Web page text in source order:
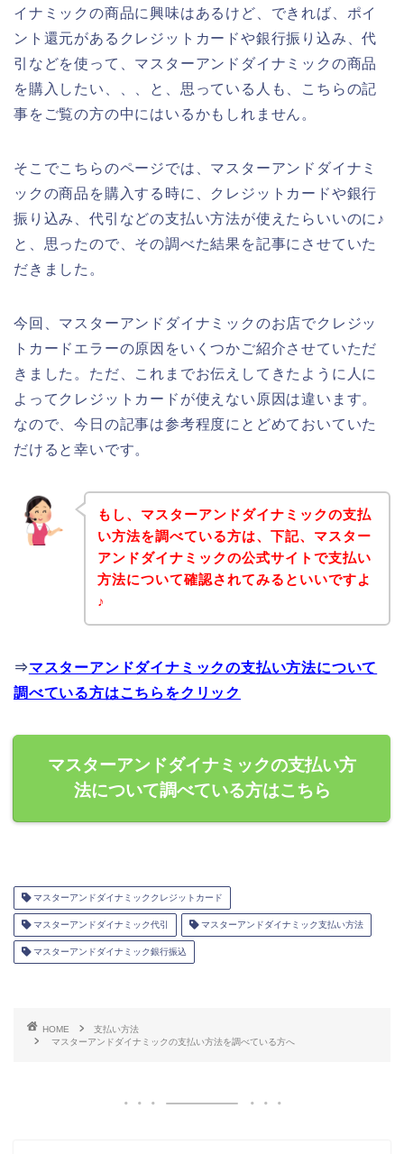
イナミックの商品に興味はあるけど、できれば、ポイ
ント還元があるクレジットカードや銀行振り込み、代
引などを使って、マスターアンドダイナミックの商品
を購入したい、、、と、思っている人も、こちらの記
事をご覧の方の中にはいるかもしれません。
そこでこちらのページでは、マスターアンドダイナミ
ックの商品を購入する時に、クレジットカードや銀行
振り込み、代引などの支払い方法が使えたらいいのに♪
と、思ったので、その調べた結果を記事にさせていた
だきました。
今回、マスターアンドダイナミックのお店でクレジッ
トカードエラーの原因をいくつかご紹介させていただ
きました。ただ、これまでお伝えしてきたように人に
よってクレジットカードが使えない原因は違います。
なので、今日の記事は参考程度にとどめておいていた
だけると幸いです。
もし、マスターアンドダイナミックの支払
い方法を調べている方は、下記、マスター
アンドダイナミックの公式サイトで支払い
方法について確認されてみるといいですよ
♪
⇒マスターアンドダイナミックの支払い方法について
調べている方はこちらをクリック
マスターアンドダイナミックの支払い方
法について調べている方はこちら
マスターアンドダイナミッククレジットカード
マスターアンドダイナミック代引 マスターアンドダイナミック支払い方法
マスターアンドダイナミック銀行振込
HOME
支払い方法
マスターアンドダイナミックの支払い方法を調べている方へ